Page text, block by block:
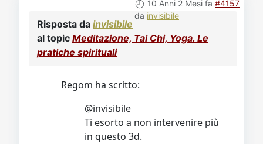
10 Anni 2 Mesi fa #4157
da invisibile
Risposta da invisibile
al topic Meditazione, Tai Chi, Yoga. Le
pratiche spirituali
Regom ha scritto:
@invisibile
Ti esorto a non intervenire più
in questo 3d.